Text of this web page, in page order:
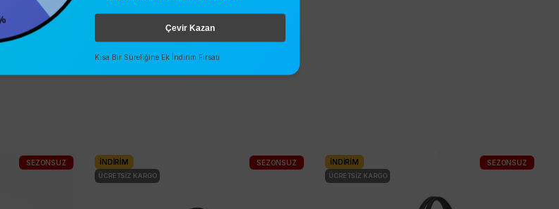
SEZONSUZ İNDIRIM
ÜCRETSIZ KARGO
SEZONSUZ İNDIRIM
ÜCRETSIZ KARGO
SEZONSUZ
Çevir Kazan
Kısa Bir Süreliğine Ek İndirim Fırsatı